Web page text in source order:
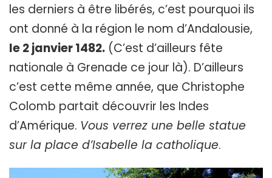
les derniers à être libérés, c’est pourquoi ils
ont donné à la région le nom d’Andalousie,
le 2 janvier 1482. (C’est d’ailleurs fête
nationale à Grenade ce jour là). D’ailleurs
c’est cette même année, que Christophe
Colomb partait découvrir les Indes
d’Amérique. Vous verrez une belle statue
sur la place d’Isabelle la catholique.